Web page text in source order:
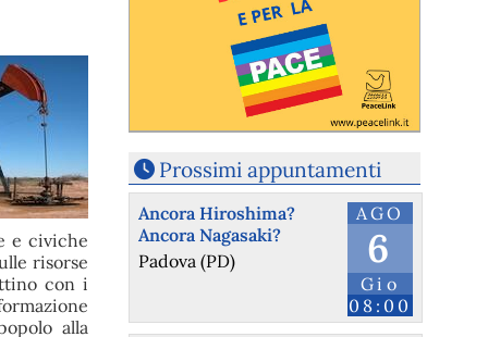
e civiche
risorse
con i
alla
Prossimi appuntamenti
AGO
6
Gio
08:00
Ancora Hiroshima?
Ancora Nagasaki?
Padova (PD)